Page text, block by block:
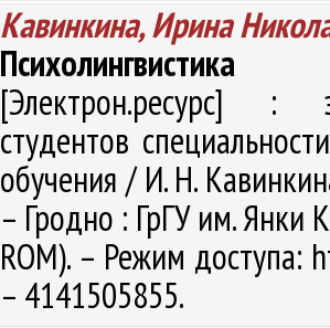
Кавинкина, Ирина
Психолингвистика
[Электрон.ресурс] :
студентов
обучения / И. Н.
– Гродно : ГрГУ им. Янки
ROM). – Режим доступа:
– 4141505855.